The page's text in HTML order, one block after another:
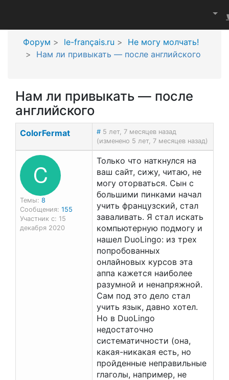
Форум le-français.ru
Не могу молчать!
Нам ли привыкать — после английского
Нам ли привыкать — после
английского
ColorFermat # 5 лет, 7 месяцев назад
(изменено 5 лет, 7 месяцев назад)
C
Темы: 8
Сообщения: 155
Участник с: 15
декабря 2020
Только что наткнулся на
ваш сайт, сижу, читаю, не
могу оторваться. Сын с
большими пинками начал
учить французский, стал
заваливать. Я стал искать
компьютерную подмогу и
нашел DuoLingo: из трех
попробованных
онлайновых курсов эта
аппа кажется наиболее
разумной и ненапряжной.
Сам под это дело стал
учить язык, давно хотел.
Но в DuoLingo
недостаточно
систематичности (она,
какая-никакая есть, но
пройденные неправильные
глаголы, например, не